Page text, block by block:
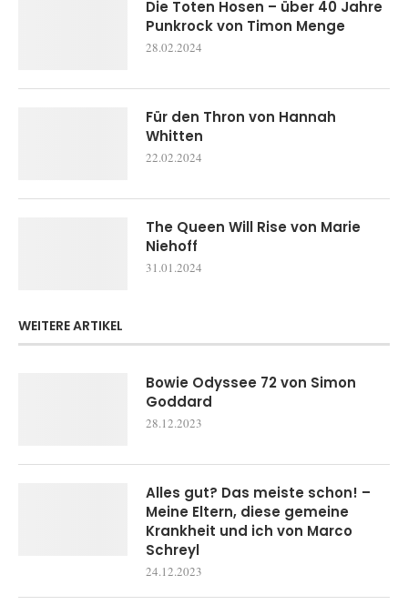
Die Toten Hosen – über 40 Jahre
Punkrock von Timon Menge
28.02.2024
Für den Thron von Hannah
Whitten
22.02.2024
The Queen Will Rise von Marie
Niehoff
31.01.2024
WEITERE ARTIKEL
Bowie Odyssee 72 von Simon
Goddard
28.12.2023
Alles gut? Das meiste schon! –
Meine Eltern, diese gemeine
Krankheit und ich von Marco
Schreyl
24.12.2023